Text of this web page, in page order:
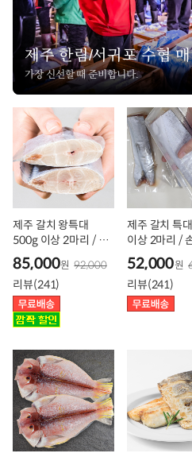
제주 한림/서귀포 수협
가장 신선할 때 준비합니다.
제주 갈치 왕특대
500g 이상 2마리 / 손
질 토막 은갈치
85,000원 92,000
리뷰(241)
제주 갈치 특
이상 2마리 / 손질 토막
은갈치
52,000원
리뷰(241)